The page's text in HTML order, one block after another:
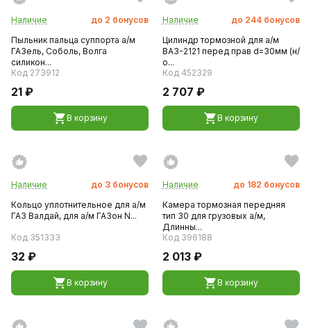
Наличие до 2 бонусов
Пыльник пальца суппорта а/м
ГАЗель, Соболь, Волга
силикон...
Код 273912
21 ₽
В корзину
Наличие до 244 бонусов
Цилиндр тормозной для а/м
ВАЗ-2121 перед прав d=30мм (н/
о...
Код 452329
2 707 ₽
В корзину
Наличие до 3 бонусов
Кольцо уплотнительное для а/м
ГАЗ Валдай, для а/м ГАЗон N...
Код 351333
32 ₽
В корзину
Наличие до 182 бонусов
Камера тормозная передняя
тип 30 для грузовых а/м,
Длинны...
Код 396188
2 013 ₽
В корзину